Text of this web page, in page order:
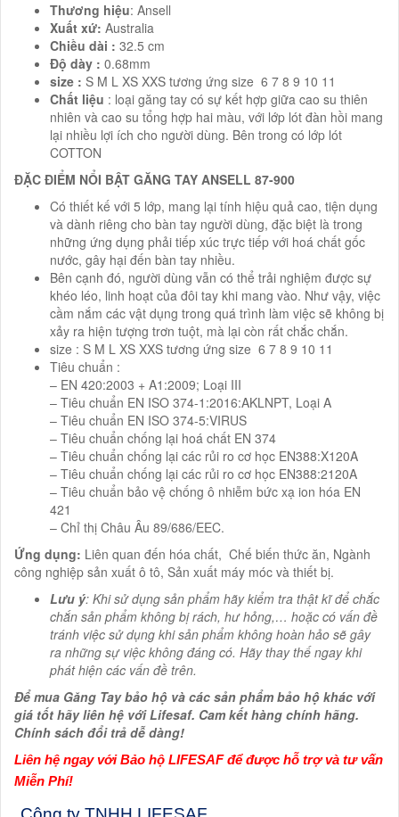
Thương hiệu: Ansell
Xuất xứ: Australia
Chiều dài : 32.5 cm
Độ dày : 0.68mm
size : S M L XS XXS tương ứng size 6 7 8 9 10 11
Chất liệu : loại găng tay có sự kết hợp giữa cao su thiên
nhiên và cao su tổng hợp hai màu, với lớp lót đàn hồi mang
lại nhiều lợi ích cho người dùng. Bên trong có lớp lót
COTTON
ĐẶC ĐIỂM NỔI BẬT GĂNG TAY ANSELL 87-900
Có thiết kế với 5 lớp, mang lại tính hiệu quả cao, tiện dụng
và dành riêng cho bàn tay người dùng, đặc biệt là trong
những ứng dụng phải tiếp xúc trực tiếp với hoá chất gốc
nước, gây hại đến bàn tay nhiều.
Bên cạnh đó, người dùng vẫn có thể trải nghiệm được sự
khéo léo, linh hoạt của đôi tay khi mang vào. Như vậy, việc
cầm nắm các vật dụng trong quá trình làm việc sẽ không bị
xảy ra hiện tượng trơn tuột, mà lại còn rất chắc chắn.
size : S M L XS XXS tương ứng size 6 7 8 9 10 11
Tiêu chuẩn :
– EN 420:2003 + A1:2009; Loại III
– Tiêu chuẩn EN ISO 374-1:2016:AKLNPT, Loại A
– Tiêu chuẩn EN ISO 374-5:VIRUS
– Tiêu chuẩn chống lại hoá chất EN 374
– Tiêu chuẩn chống lại các rủi ro cơ học EN388:X120A
– Tiêu chuẩn chống lại các rủi ro cơ học EN388:2120A
– Tiêu chuẩn bảo vệ chống ô nhiễm bức xạ ion hóa EN
421
– Chỉ thị Châu Âu 89/686/EEC.
Ứng dụng: Liên quan đến hóa chất, Chế biến thức ăn, Ngành
công nghiệp sản xuất ô tô, Sản xuất máy móc và thiết bị.
Lưu ý: Khi sử dụng sản phẩm hãy kiểm tra thật kĩ để chắc
chắn sản phẩm không bị rách, hư hỏng,… hoặc có vấn đề
tránh việc sử dụng khi sản phẩm không hoàn hảo sẽ gây
ra những sự việc không đáng có. Hãy thay thế ngay khi
phát hiện các vấn đề trên.
Để mua Găng Tay bảo hộ và các sản phẩm bảo hộ khác với
giá tốt hãy liên hệ với Lifesaf. Cam kết hàng chính hãng.
Chính sách đổi trả dễ dàng!
Liên hệ ngay với Bảo hộ LIFESAF để được hỗ trợ và tư vấn
Miễn Phí!